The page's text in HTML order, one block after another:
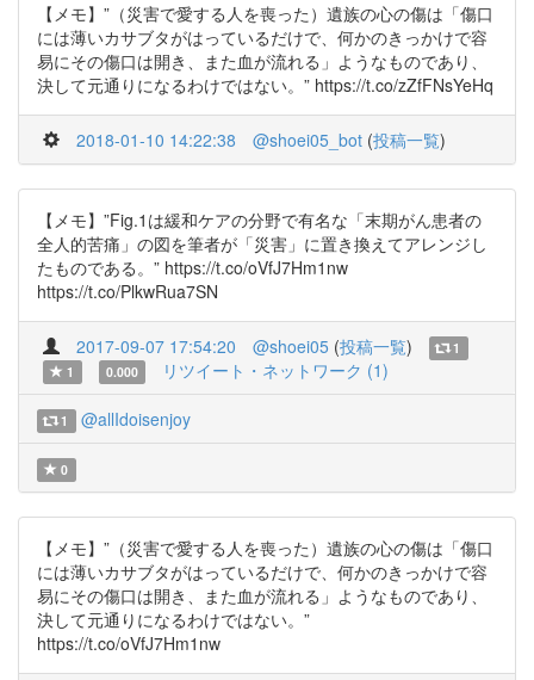
【メモ】”（災害で愛する人を喪った）遺族の心の傷は「傷口
には薄いカサブタがはっているだけで、何かのきっかけで容
易にその傷口は開き、また血が流れる」ようなものであり、
決して元通りになるわけではない。” https://t.co/zZfFNsYeHq
2018-01-10 14:22:38 @shoei05_bot (投稿一覧)
【メモ】”Fig.1は緩和ケアの分野で有名な「末期がん患者の
全人的苦痛」の図を筆者が「災害」に置き換えてアレンジし
たものである。” https://t.co/oVfJ7Hm1nw
https://t.co/PlkwRua7SN
2017-09-07 17:54:20 @shoei05 (投稿一覧)
1
1
0.000 リツイート・ネットワーク (1)
1 @allIdoisenjoy
0
【メモ】”（災害で愛する人を喪った）遺族の心の傷は「傷口
には薄いカサブタがはっているだけで、何かのきっかけで容
易にその傷口は開き、また血が流れる」ようなものであり、
決して元通りになるわけではない。”
https://t.co/oVfJ7Hm1nw